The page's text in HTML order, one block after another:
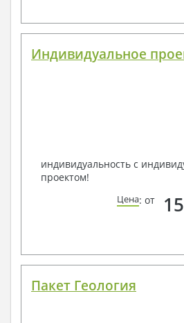
Индивидуальное
индивидуальность с
проектом!
Цена: от
Пакет Геология